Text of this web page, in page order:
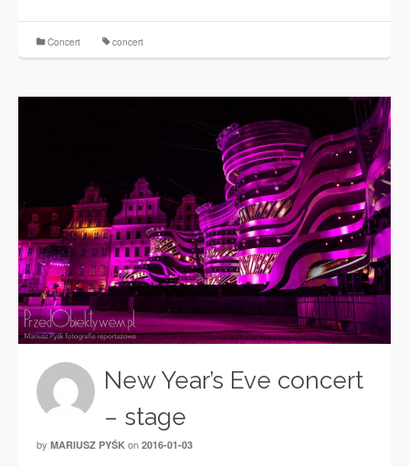
Concert concert
New Year’s Eve concert
– stage
by MARIUSZ PYŚK on 2016-01-03